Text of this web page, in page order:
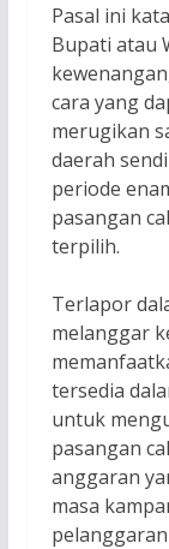
Pasal ini
Bupati atau
cara yang
merugikan
daerah
periode
pasangan
terpilih.
Terlapor
melanggar
tersedia
untuk
pasangan
anggaran
masa